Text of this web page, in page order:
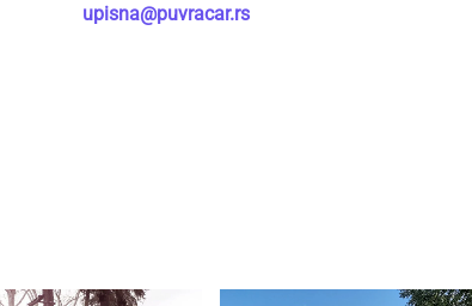
upisna@puvracar.rs